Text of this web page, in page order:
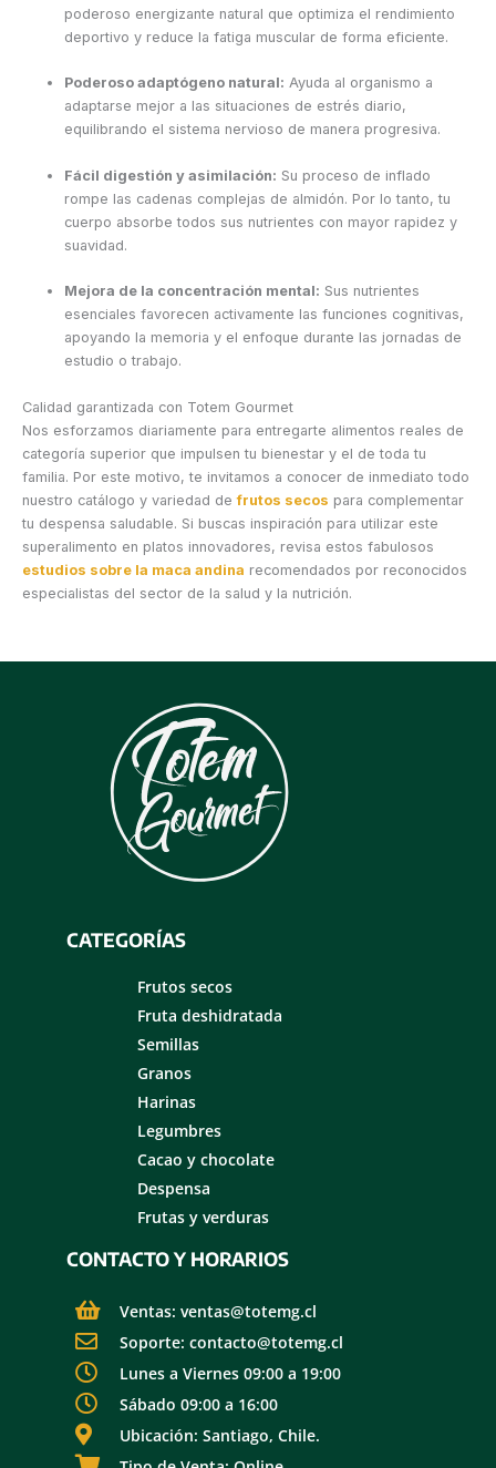
poderoso energizante natural que optimiza el rendimiento
deportivo y reduce la fatiga muscular de forma eficiente.
Poderoso adaptógeno natural: Ayuda al organismo a
adaptarse mejor a las situaciones de estrés diario,
equilibrando el sistema nervioso de manera progresiva.
Fácil digestión y asimilación: Su proceso de inflado
rompe las cadenas complejas de almidón. Por lo tanto, tu
cuerpo absorbe todos sus nutrientes con mayor rapidez y
suavidad.
Mejora de la concentración mental: Sus nutrientes
esenciales favorecen activamente las funciones cognitivas,
apoyando la memoria y el enfoque durante las jornadas de
estudio o trabajo.
Calidad garantizada con Totem Gourmet
Nos esforzamos diariamente para entregarte alimentos reales de
categoría superior que impulsen tu bienestar y el de toda tu
familia. Por este motivo, te invitamos a conocer de inmediato todo
nuestro catálogo y variedad defrutos secos para complementar
tu despensa saludable. Si buscas inspiración para utilizar este
superalimento en platos innovadores, revisa estos fabulosos
estudios sobre la maca andina recomendados por reconocidos
especialistas del sector de la salud y la nutrición.
CATEGORÍAS
Frutos secos
Fruta deshidratada
Semillas
Granos
Harinas
Legumbres
Cacao y chocolate
Despensa
Frutas y verduras
CONTACTO Y HORARIOS
Ventas: ventas@totemg.cl
Soporte: contacto@totemg.cl
Lunes a Viernes 09:00 a 19:00
Sábado 09:00 a 16:00
Ubicación: Santiago, Chile.